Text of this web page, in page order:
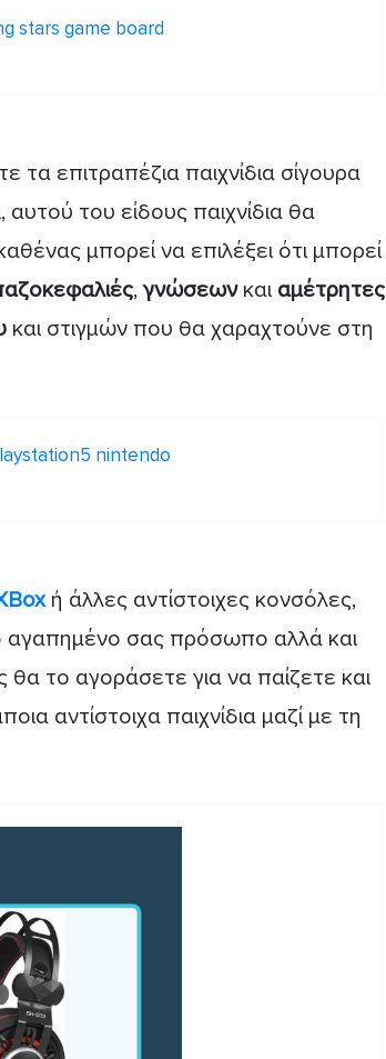
τα επιτραπέζια παιχνίδια σίγουρα
αυτού του είδους παιχνίδια θα
μπορεί να επιλέξει ότι μπορεί
,γνώσεων και αμέτρητες
και στιγμών που θα χαραχτούνε στη
ή άλλες αντίστοιχες κονσόλες,
αγαπημένο σας πρόσωπο αλλά και
θα το αγοράσετε για να παίζετε και
αντίστοιχα παιχνίδια μαζί με τη